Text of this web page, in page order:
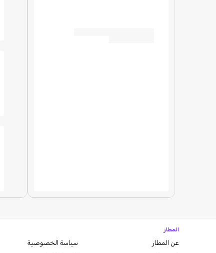
المطار
عن المطار
سياسة الخصوصية